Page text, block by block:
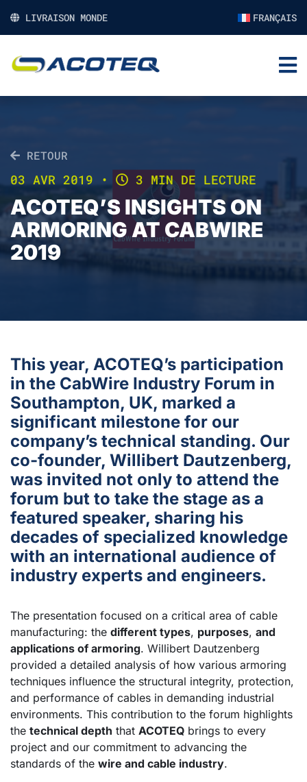
LIVRAISON MONDE FRANÇAIS
RETOUR
03 AVR 2019 • 3 MIN DE LECTURE
ACOTEQ’S INSIGHTS ON
ARMORING AT CABWIRE
2019
This year, ACOTEQ’s participation
in the CabWire Industry Forum in
Southampton, UK, marked a
significant milestone for our
company’s technical standing. Our
co-founder, Willibert Dautzenberg,
was invited not only to attend the
forum but to take the stage as a
featured speaker, sharing his
decades of specialized knowledge
with an international audience of
industry experts and engineers.
The presentation focused on a critical area of cable
manufacturing: the different types, purposes, and
applications of armoring. Willibert Dautzenberg
provided a detailed analysis of how various armoring
techniques influence the structural integrity, protection,
and performance of cables in demanding industrial
environments. This contribution to the forum highlights
the technical depth that ACOTEQ brings to every
project and our commitment to advancing the
standards of the wire and cable industry.